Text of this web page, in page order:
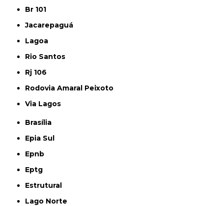
Br 101
Jacarepaguá
Lagoa
Rio Santos
Rj 106
Rodovia Amaral Peixoto
Via Lagos
Brasília
Epia Sul
Epnb
Eptg
Estrutural
Lago Norte